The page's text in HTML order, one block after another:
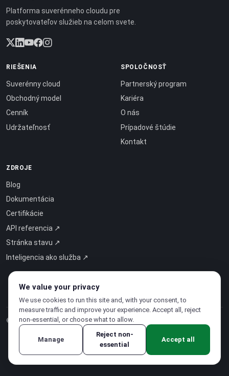
Platforma suverénneho cloudu pre
poskytovateľov služieb na celom svete.
RIEŠENIA
Suverénny cloud
Obchodný model
Cenník
Udržateľnosť
SPOLOČNOSŤ
Partnerský program
Kariéra
O nás
Prípadové štúdie
Kontakt
ZDROJE
Blog
Dokumentácia
Certifikácie
API referencia ↗
Stránka stavu ↗
Inteligencia ako služba ↗
© 2026 CloudSigma Holding AG.Všetky práva vyhradené
Zásady ochrany osobných údajov· Podmienky poskytovania služieb
We value your privacy
We use cookies to run this site and, with your consent, to
measure traffic and improve your experience. Accept all, reject
non-essential, or choose what to allow.
Manage
Reject non-
essential
Accept all